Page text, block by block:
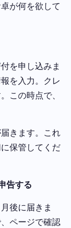
が何を欲して
を申し込みま
を入力。クレ
この時点で、
きます。これ
保管してくだ
告する
後に届きま
ページで確認